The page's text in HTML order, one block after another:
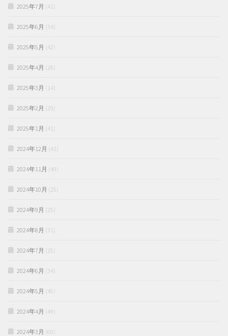
2025年7月 (41)
2025年6月 (34)
2025年5月 (42)
2025年4月 (28)
2025年3月 (14)
2025年2月 (29)
2025年1月 (41)
2024年12月 (41)
2024年11月 (49)
2024年10月 (25)
2024年9月 (25)
2024年8月 (31)
2024年7月 (25)
2024年6月 (34)
2024年5月 (45)
2024年4月 (49)
2024年3月 (60)